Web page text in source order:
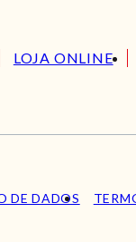
LOJA ONLINE
DE DADOS